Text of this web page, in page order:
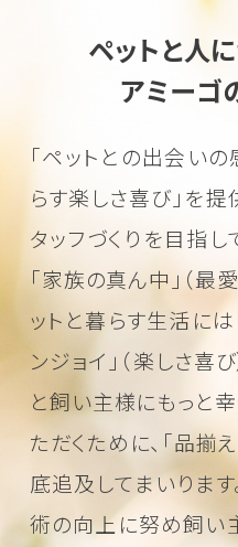
ペットと人
アミーゴ
「ペットとの出会いの
らす楽しさ喜び」を提
タッフづくりを目指し
「家族の真ん中」（最
ットと暮らす生活には
ンジョイ」（楽しさ喜
と飼い主様にもっと
ただくために、 「品揃
底追及してまいります
術の向上に努め飼い